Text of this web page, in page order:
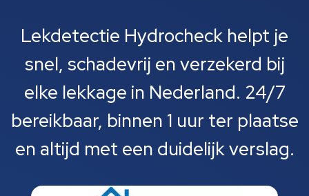
Lekdetectie Hydrocheck helpt je
snel, schadevrij en verzekerd bij
elke lekkage in Nederland. 24/7
bereikbaar, binnen 1 uur ter plaatse
en altijd met een duidelijk verslag.